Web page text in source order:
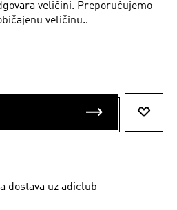
veličini. Preporučujemo
veličinu..
dostava uz adiclub